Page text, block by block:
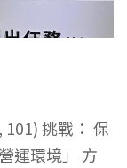
挑戰： 保
運環境」 方